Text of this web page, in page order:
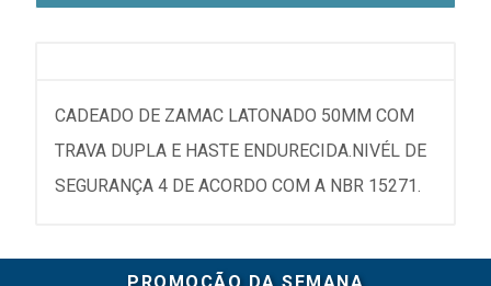
CADEADO DE ZAMAC LATONADO 50MM COM
TRAVA DUPLA E HASTE ENDURECIDA.NIVÉL DE
SEGURANÇA 4 DE ACORDO COM A NBR 15271.